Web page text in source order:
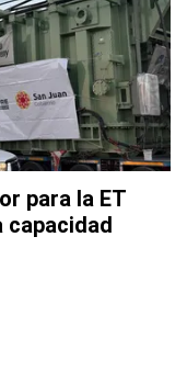
para la ET
capacidad